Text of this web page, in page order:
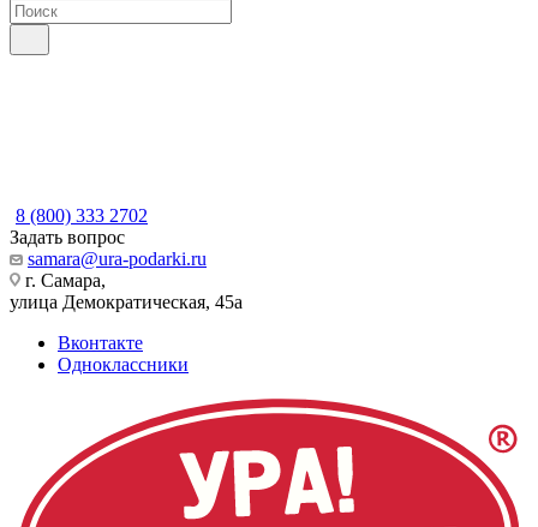
8 (800) 333 2702
Задать вопрос
samara@ura-podarki.ru
г. Самара,
улица Демократическая, 45а
Вконтакте
Одноклассники